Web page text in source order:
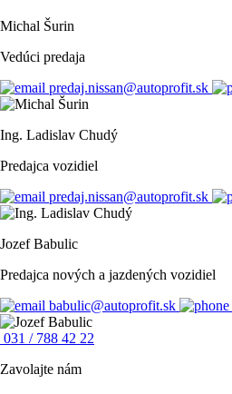
Michal Šurin
Vedúci predaja
predaj.nissan@autoprofit.sk
Ing. Ladislav Chudý
Predajca vozidiel
predaj.nissan@autoprofit.sk
Jozef Babulic
Predajca nových a jazdených vozidiel
babulic@autoprofit.sk
031 / 788 42 22
Zavolajte nám